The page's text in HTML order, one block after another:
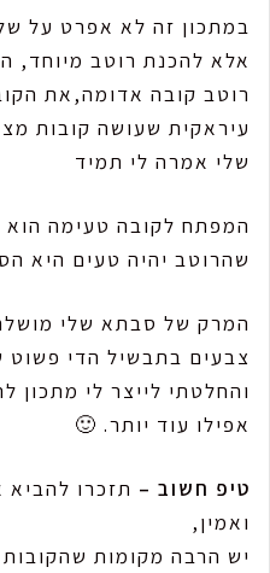
במתכון זה לא אפרט על
אלא להכנת רוטב מיוחד,
רוטב קובה אדומה,את
עיראקית שעושה קובות
שלי אמרה לי תמיד
המפתח לקובה טעימה
שהרוטב יהיה טעים היא
המרק של סבתא שלי
צבעים בתבשיל הדי פשוט
והחלטתי לייצר לי מתכון
אפילו עוד יותר. 🙂
טיפ חשוב – תזכרו
ואמין,
יש הרבה מקומות